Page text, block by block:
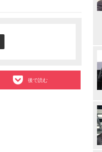
後で読む